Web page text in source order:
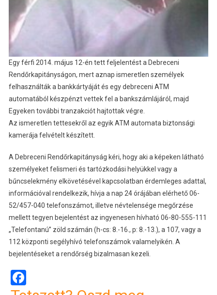
Egy férfi 2014. május 12-én tett feljelentést a Debreceni
Rendőrkapitányságon, mert aznap ismeretlen személyek
felhasználták a bankkártyáját és egy debreceni ATM
automatából készpénzt vettek fel a bankszámlájáról, majd
Egyeken további tranzakciót hajtottak végre.
Az ismeretlen tettesekről az egyik ATM automata biztonsági
kamerája felvételt készített.
A Debreceni Rendőrkapitányság kéri, hogy aki a képeken látható
személyeket felismeri és tartózkodási helyükkel vagy a
bűncselekmény elkövetésével kapcsolatban érdemleges adattal,
információval rendelkezik, hívja a nap 24 órájában elérhető 06-
52/457-040 telefonszámot, illetve névtelensége megőrzése
mellett tegyen bejelentést az ingyenesen hívható 06-80-555-111
„Telefontanú” zöld számán (h-cs: 8.-16., p: 8.-13.), a 107, vagy a
112 központi segélyhívó telefonszámok valamelyikén. A
bejelentéseket a rendőrség bizalmasan kezeli.
Facebook